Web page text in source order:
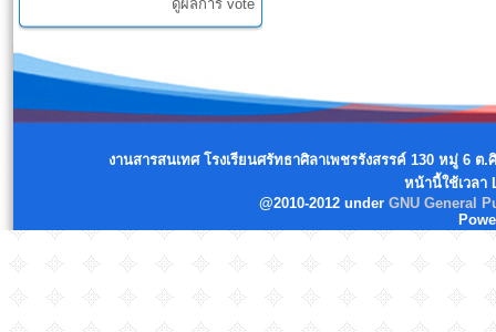
ดูผลการ vote
งานสารสนเทศ โรงเรียนศรัทธาศิลาเพชรรังสรรค์ 130 หมู่ 6
หน้านี้ใช้เวลา
@2010-2012 under GNU General